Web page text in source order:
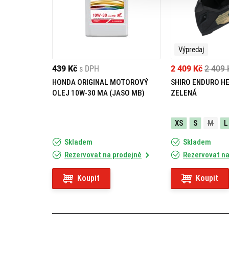
montážní materiál,
montážní návod.
439 Kč s DPH
HONDA ORIGINAL MOTOROVÝ
OLEJ 10W-30 MA (JASO MB)
Skladem
Rezervovat na prodejně
Koupit
Výpredaj
2 409
2 409 Kč
SHIRO ENDURO
ZELENÁ
XS S M L
Skladem
Rezervovat
Koupit